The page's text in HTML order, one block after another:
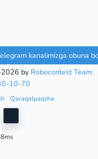
kanalimizga obuna
by Robocontest Team
10-70
Qaraqalpaqsha